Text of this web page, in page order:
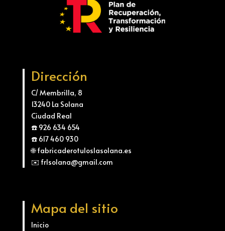
Dirección
C/ Membrilla, 8
13240 La Solana
Ciudad Real
☎️ 926 634 654
☎️ 617 460 930
🌐 fabricaderotuloslasolana.es
✉️ frlsolana@gmail.com
Mapa del sitio
Inicio